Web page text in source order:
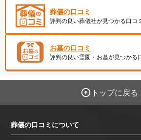
葬儀の口コミ
評判の良い葬儀社が見つかる口コ
お墓の口コミ
評判の良い霊園・お墓が見つかる
トップに戻る
葬儀の口コミについて